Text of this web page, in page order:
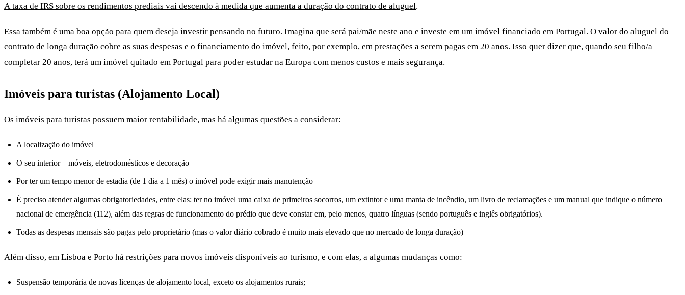
A taxa de IRS sobre os rendimentos prediais vai descendo à medida que aumenta a duração do contrato de aluguel.
Essa também é uma boa opção para quem deseja investir pensando no futuro. Imagina que será pai/mãe neste ano e investe em um imóvel financiado em Portugal. O valor do aluguel do
contrato de longa duração cobre as suas despesas e o financiamento do imóvel, feito, por exemplo, em prestações a serem pagas em 20 anos. Isso quer dizer que, quando seu filho/a
completar 20 anos, terá um imóvel quitado em Portugal para poder estudar na Europa com menos custos e mais segurança.
Imóveis para turistas (Alojamento Local)
Os imóveis para turistas possuem maior rentabilidade, mas há algumas questões a considerar:
A localização do imóvel
O seu interior – móveis, eletrodomésticos e decoração
Por ter um tempo menor de estadia (de 1 dia a 1 mês) o imóvel pode exigir mais manutenção
É preciso atender algumas obrigatoriedades, entre elas: ter no imóvel uma caixa de primeiros socorros, um extintor e uma manta de incêndio, um livro de reclamações e um manual que indique o número
nacional de emergência (112), além das regras de funcionamento do prédio que deve constar em, pelo menos, quatro línguas (sendo português e inglês obrigatórios).
Todas as despesas mensais são pagas pelo proprietário (mas o valor diário cobrado é muito mais elevado que no mercado de longa duração)
Além disso, em Lisboa e Porto há restrições para novos imóveis disponíveis ao turismo, e com elas, a algumas mudanças como:
Suspensão temporária de novas licenças de alojamento local, exceto os alojamentos rurais;